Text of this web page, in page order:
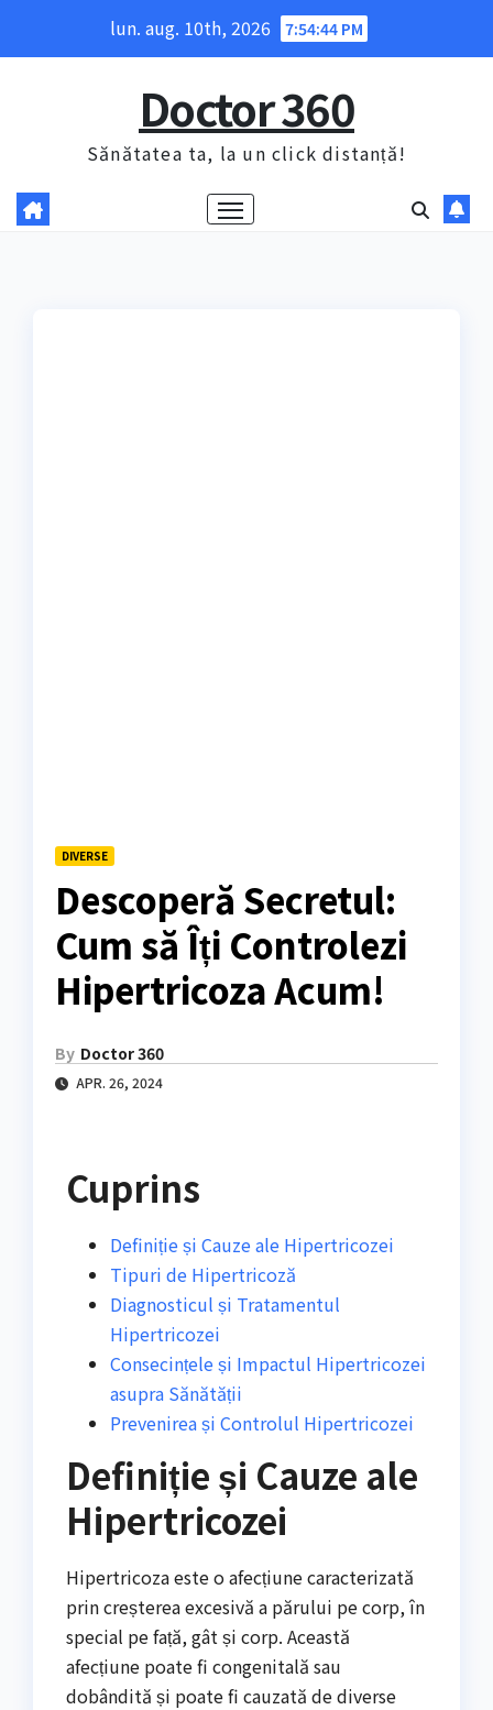
lun. aug. 10th, 2026 7:54:45 PM
Doctor 360
Sănătatea ta, la un click distanță!
DIVERSE
Descoperă Secretul:
Cum să Îți Controlezi
Hipertricoza Acum!
By Doctor 360
APR. 26, 2024
Cuprins
Definiție și Cauze ale Hipertricozei
Tipuri de Hipertricoză
Diagnosticul și Tratamentul
Hipertricozei
Consecințele și Impactul Hipertricozei
asupra Sănătății
Prevenirea și Controlul Hipertricozei
Definiție și Cauze ale
Hipertricozei
Hipertricoza este o afecțiune caracterizată
prin creșterea excesivă a părului pe corp, în
special pe față, gât și corp. Această
afecțiune poate fi congenitală sau
dobândită și poate fi cauzată de diverse